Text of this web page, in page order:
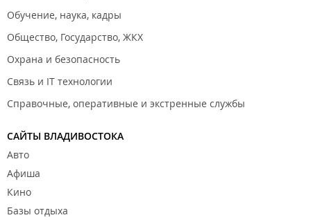
Обучение, наука, кадры
Общество, Государство, ЖКХ
Охрана и безопасность
Связь и IT технологии
Справочные, оперативные и экстренные службы
САЙТЫ ВЛАДИВОСТОКА
Авто
Афиша
Кино
Базы отдыха